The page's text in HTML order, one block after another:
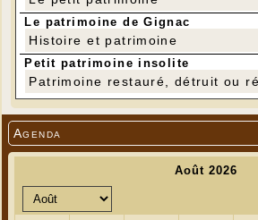
Agenda
Le patrimoine de Gignac
Histoire et patrimoine
Petit patrimoine insolite
Patrimoine restauré, détruit ou